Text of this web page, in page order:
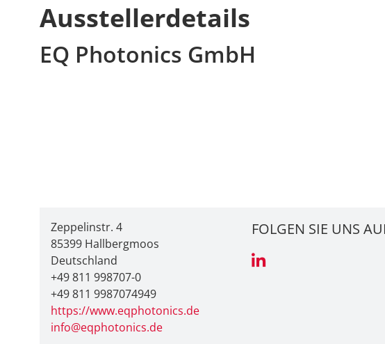
Ausstellerdetails
EQ Photonics GmbH
Zeppelinstr. 4
85399 Hallbergmoos
Deutschland
+49 811 998707-0
+49 811 9987074949
https://www.eqphotonics.de
info@eqphotonics.de
FOLGEN SIE UNS